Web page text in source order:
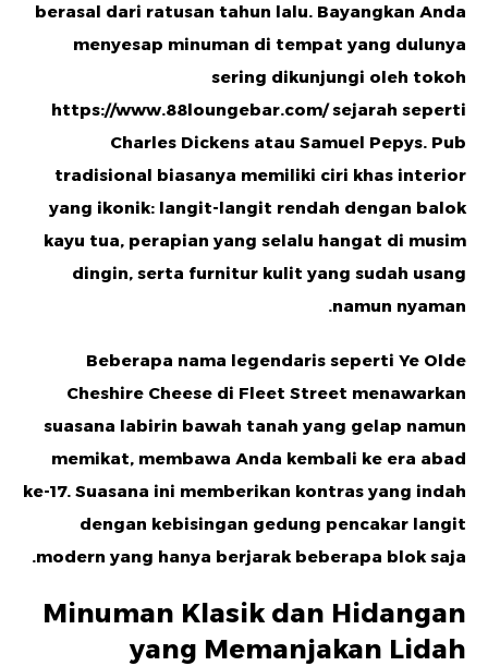
berasal dari ratusan tahun lalu. Bayangkan Anda
menyesap minuman di tempat yang dulunya
sering dikunjungi oleh tokoh
https://www.88loungebar.com/sejarah seperti
Charles Dickens atau Samuel Pepys. Pub
tradisional biasanya memiliki ciri khas interior
yang ikonik: langit-langit rendah dengan balok
kayu tua, perapian yang selalu hangat di musim
dingin, serta furnitur kulit yang sudah usang
namun nyaman.
Beberapa nama legendaris seperti Ye Olde
Cheshire Cheese di Fleet Street menawarkan
suasana labirin bawah tanah yang gelap namun
memikat, membawa Anda kembali ke era abad
ke-17. Suasana ini memberikan kontras yang indah
dengan kebisingan gedung pencakar langit
modern yang hanya berjarak beberapa blok saja.
Minuman Klasik dan Hidangan
yang Memanjakan Lidah